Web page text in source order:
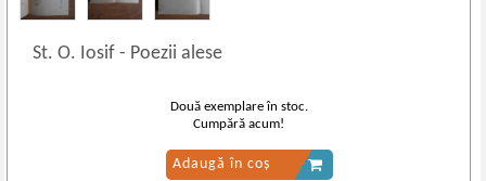
St. O. Iosif- Poezii alese
Două exemplare în stoc.
Cumpără acum!
Adaugă în coș